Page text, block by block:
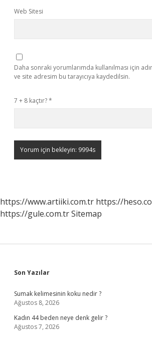
Web Sitesi
Daha sonraki yorumlarımda kullanılması için
ve site adresim bu tarayıcıya kaydedilsin.
7 + 8 kaçtır?*
https://www.artiiki.com.tr https://
https://gule.com.trSitemap
Sidebar
Son Yazılar
Sumak kelimesinin koku nedir ?
Ağustos 8, 2026
Kadın 44 beden neye denk gelir ?
Ağustos 7, 2026